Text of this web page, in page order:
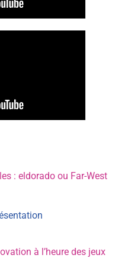
: eldorado ou Far-West
à l’heure des jeux